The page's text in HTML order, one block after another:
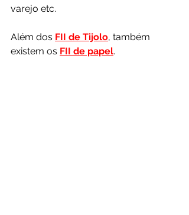
varejo etc.
Além dos FII de Tijolo, também
existem os FII de papel.